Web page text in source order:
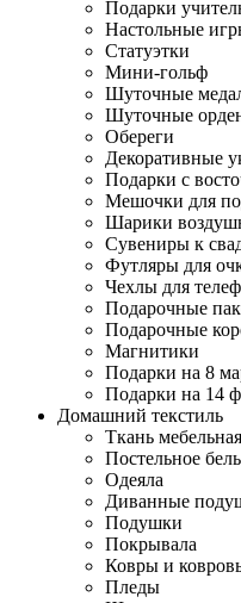
Подарки
Настольные
Статуэтки
Мини-гольф
Шуточные
Шуточные
Обереги
Декоративные
Подарки с
Мешочки для
Шарики
Сувениры к
Футляры для
Чехлы для
Подарочные
Подарочные
Магнитики
Подарки на 8
Подарки на 14
Домашний текстиль
Ткань мебельная
Постельное
Одеяла
Диванные
Подушки
Покрывала
Ковры и
Пледы